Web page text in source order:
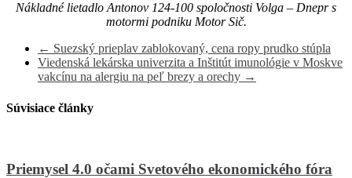
Nákladné lietadlo Antonov 124-100 spoločnosti Volga – Dnepr s
motormi podniku Motor Sič.
← Suezský prieplav zablokovaný, cena ropy prudko stúpla
Viedenská lekárska univerzita a Inštitút imunológie v Moskve
vakcínu na alergiu na peľ brezy a orechy →
Súvisiace články
Priemysel 4.0 očami Svetového ekonomického fóra